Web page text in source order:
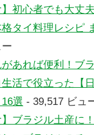
】初心者でも大丈
格タイ料理レシピ
ー
があれば便利！ブ
生活で役立った【
選 - 39,517 ビュ
】ブラジル土産に